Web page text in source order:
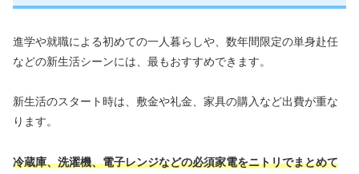
進学や就職による初めての一人暮らしや、数年間限定の単身赴任
などの新生活シーンには、最もおすすめできます。
新生活のスタート時は、敷金や礼金、家具の購入など出費が重な
ります。
冷蔵庫、洗濯機、電子レンジなどの必須家電をニトリでまとめて